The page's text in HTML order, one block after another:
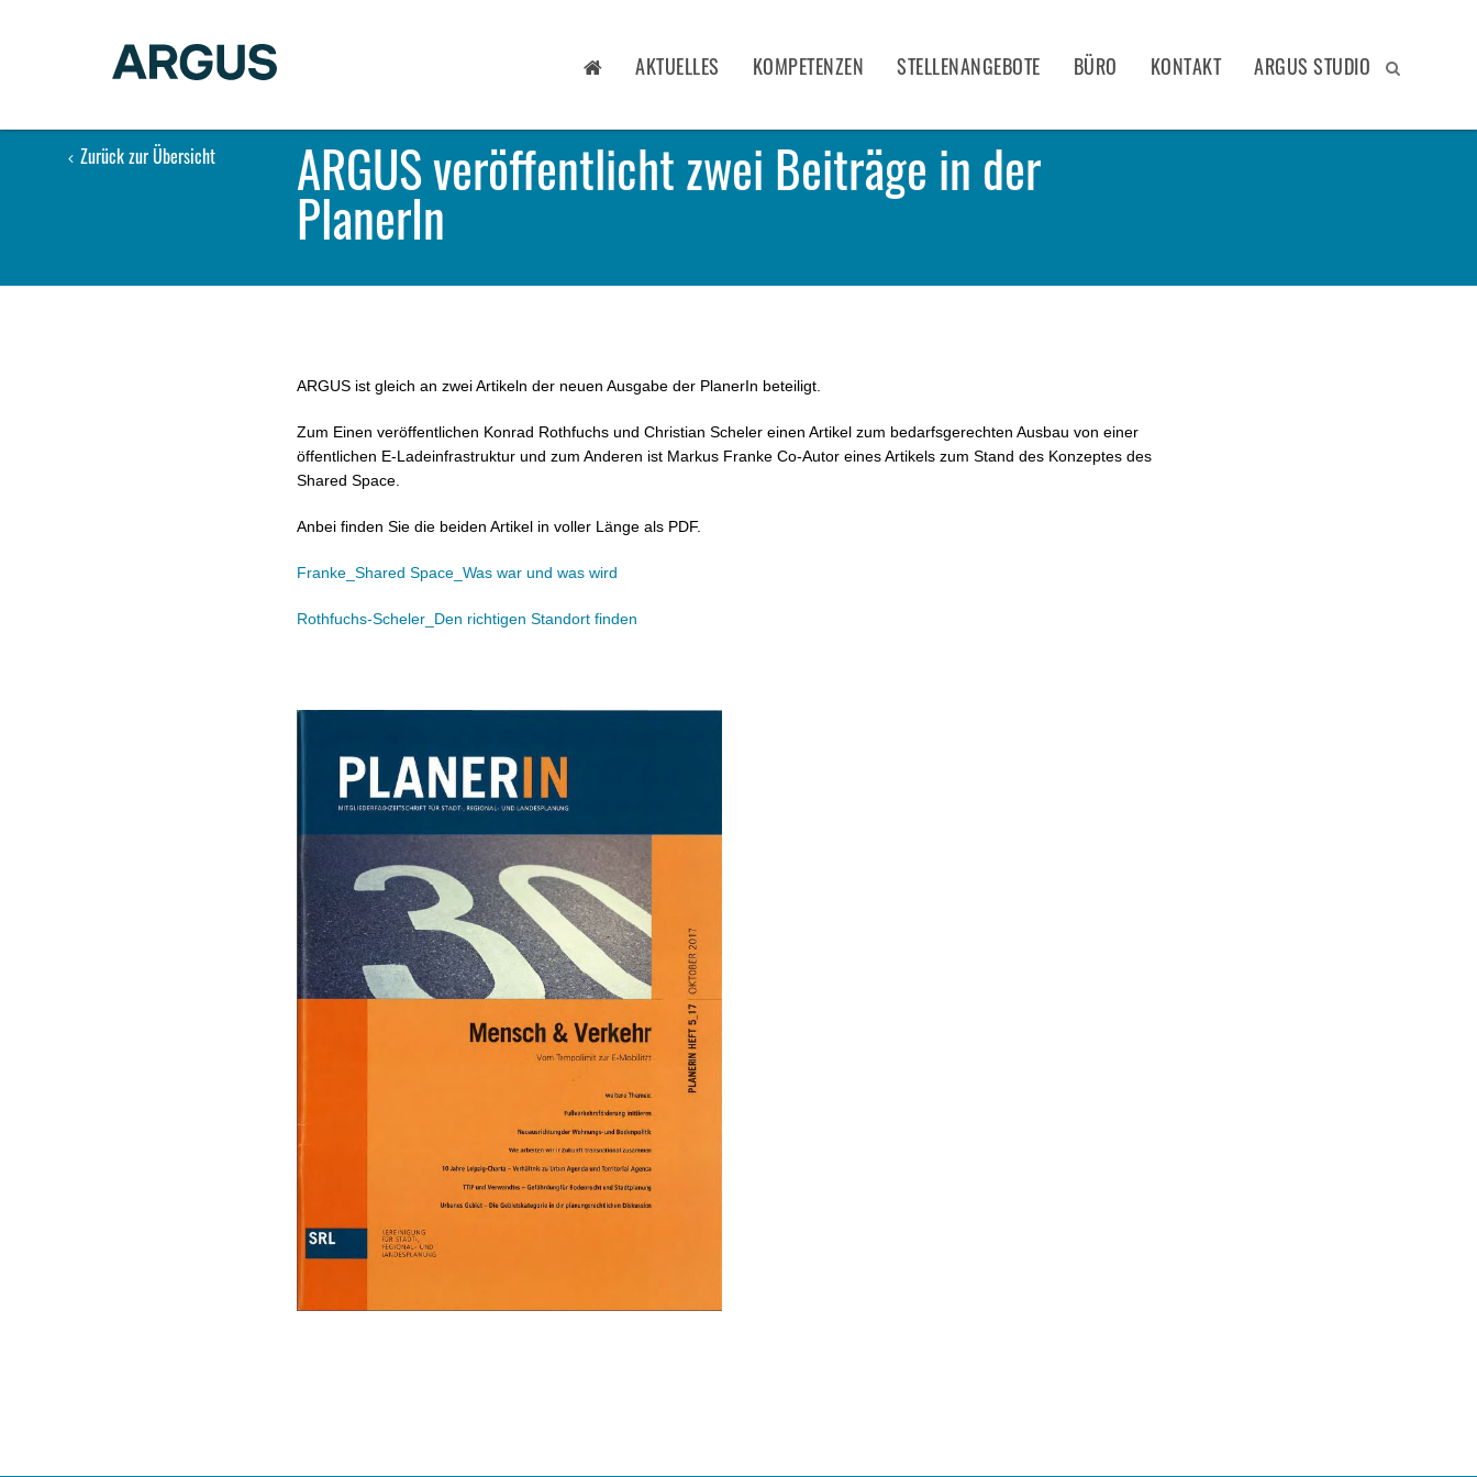
AKTUELLES KOMPETENZEN STELLENANGEBOTE BÜRO KONTAKT ARGUS STUDIO
Zurück zur Übersicht ARGUS veröffentlicht zwei Beiträge in der
PlanerIn
ARGUS ist gleich an zwei Artikeln der neuen Ausgabe der PlanerIn beteiligt.
Zum Einen veröffentlichen Konrad Rothfuchs und Christian Scheler einen Artikel zum bedarfsgerechten Ausbau von einer
öffentlichen E-Ladeinfrastruktur und zum Anderen ist Markus Franke Co-Autor eines Artikels zum Stand des Konzeptes des
Shared Space.
Anbei finden Sie die beiden Artikel in voller Länge als PDF.
Franke_Shared Space_Was war und was wird
Rothfuchs-Scheler_Den richtigen Standort finden